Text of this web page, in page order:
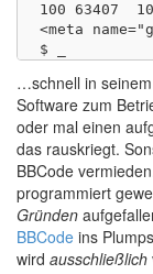
100
<meta
…schnell in
Software zum
oder mal einen
das rauskriegt.
BBCode
programmiert
Gründen
BBCode ins
wird ausschließlich